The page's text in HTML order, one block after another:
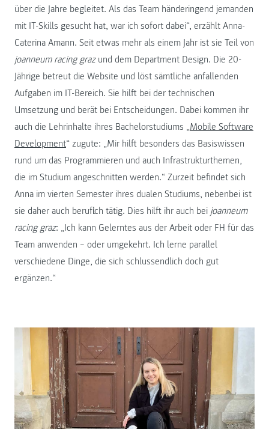
über die Jahre begleitet. Als das Team händeringend jemanden
mit IT-Skills gesucht hat, war ich sofort dabei“, erzählt Anna-
Caterina Amann. Seit etwas mehr als einem Jahr ist sie Teil von
joanneum racing grazund dem Department Design. Die 20-
Jährige betreut die Website und löst sämtliche anfallenden
Aufgaben im IT-Bereich. Sie hilft bei der technischen
Umsetzung und berät bei Entscheidungen. Dabei kommen ihr
auch die Lehrinhalte ihres Bachelorstudiums „Mobile Software
Development“ zugute: „Mir hilft besonders das Basiswissen
rund um das Programmieren und auch Infrastrukturthemen,
die im Studium angeschnitten werden.“ Zurzeit befindet sich
Anna im vierten Semester ihres dualen Studiums, nebenbei ist
sie daher auch beruflich tätig. Dies hilft ihr auch bei joanneum
racing graz: „Ich kann Gelerntes aus der Arbeit oder FH für das
Team anwenden – oder umgekehrt. Ich lerne parallel
verschiedene Dinge, die sich schlussendlich doch gut
ergänzen.“